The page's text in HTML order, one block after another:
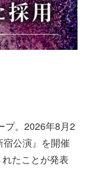
プ。2026年8月2
公演』を開催
たことが発表